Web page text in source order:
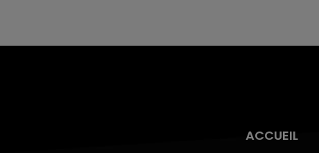
ACCUEIL